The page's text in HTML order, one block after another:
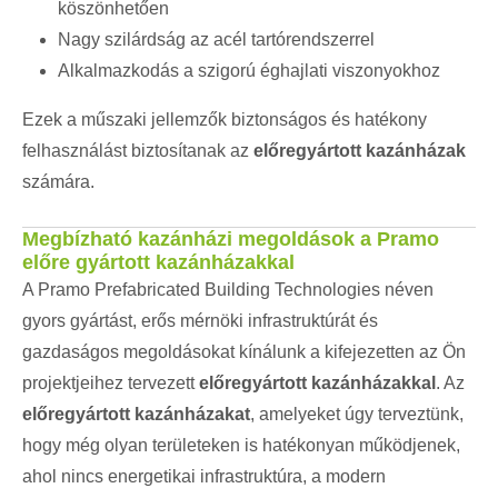
köszönhetően
Nagy szilárdság az acél tartórendszerrel
Alkalmazkodás a szigorú éghajlati viszonyokhoz
Ezek a műszaki jellemzők biztonságos és hatékony
felhasználást biztosítanak az előregyártott kazánházak
számára.
Megbízható kazánházi megoldások a Pramo
előre gyártott kazánházakkal
A Pramo Prefabricated Building Technologies néven
gyors gyártást, erős mérnöki infrastruktúrát és
gazdaságos megoldásokat kínálunk a kifejezetten az Ön
projektjeihez tervezettelőregyártott kazánházakkal . Az
előregyártott kazánházakat, amelyeket úgy terveztünk,
hogy még olyan területeken is hatékonyan működjenek,
ahol nincs energetikai infrastruktúra, a modern